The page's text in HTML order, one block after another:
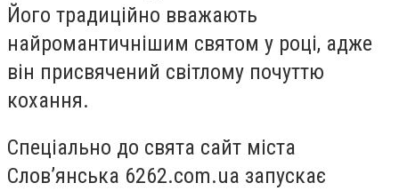
Його традиційно вважають
найромантичнішим святом у році, адже
він присвячений світлому почуттю
кохання.
Спеціально до свята сайт міста
Слов’янська 6262.com.ua запускає